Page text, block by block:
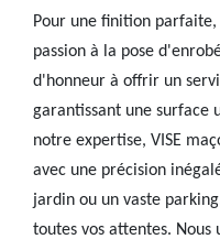
Pour une finition
passion à la pose
d'honneur à offrir un
garantissant une surface
notre expertise, VISE
avec une précision
jardin ou un vaste
toutes vos attentes.